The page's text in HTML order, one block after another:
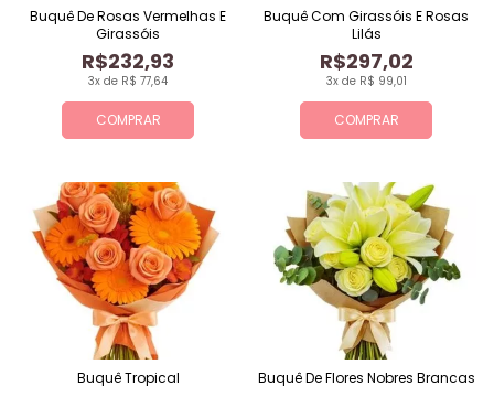
COMPRAR
3x de R$ 77,64
R$232,93
Buquê De Rosas Vermelhas E
Girassóis
COMPRAR
3x de R$ 99,01
R$297,02
Buquê Com Girassóis E Rosas
Lilás
Buquê Tropical Buquê De Flores Nobres Brancas